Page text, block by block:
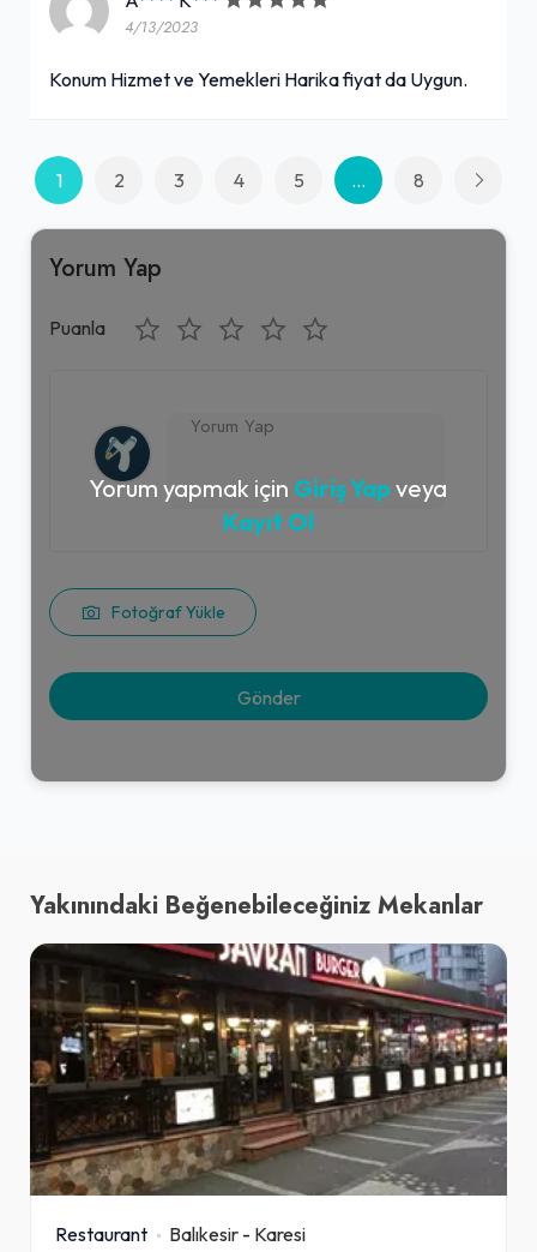
4/13/2023
Konum Hizmet ve Yemekleri Harika fiyat da Uygun.
1 2 3 4 5 ... 8
Yorum Yap
Puanla
Fotoğraf Yükle
Yorum yapmak için Giriş Yap veya
Kayıt Ol
Yakınındaki Beğenebileceğiniz Mekanlar
Restaurant Balıkesir - Karesi